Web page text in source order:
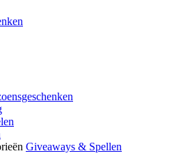
Giveaways & Spellen